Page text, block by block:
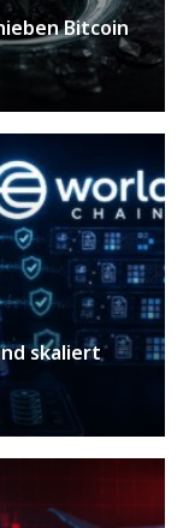
Bitcoin
skaliert